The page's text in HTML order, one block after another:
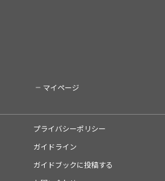
マイページ
プライバシーポリシー
ガイドライン
ガイドブックに投稿する